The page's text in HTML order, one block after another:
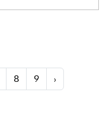
8 9 ›